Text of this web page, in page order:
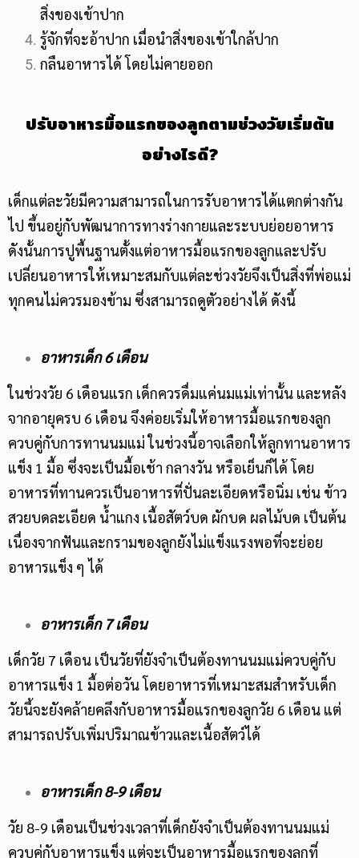
สิ่งของเข้าปาก
รู้จักที่จะอ้าปาก เมื่อนำสิ่งของเข้าใกล้ปาก
กลืนอาหารได้ โดยไม่คายออก
ปรับอาหารมื้อแรกของลูกตามช่วงวัยเริ่มต้น
อย่างไรดี?
เด็กแต่ละวัยมีความสามารถในการรับอาหารได้แตกต่างกัน
ไป ขึ้นอยู่กับพัฒนาการทางร่างกายและระบบย่อยอาหาร
ดังนั้นการปูพื้นฐานตั้งแต่อาหารมื้อแรกของลูกและปรับ
เปลี่ยนอาหารให้เหมาะสมกับแต่ละช่วงวัยจึงเป็นสิ่งที่พ่อแม่
ทุกคนไม่ควรมองข้าม ซึ่งสามารถดูตัวอย่างได้ ดังนี้
อาหารเด็ก 6 เดือน
ในช่วงวัย 6 เดือนแรก เด็กควรดื่มแค่นมแม่เท่านั้น และหลัง
จากอายุครบ 6 เดือน จึงค่อยเริ่มให้อาหารมื้อแรกของลูก
ควบคู่กับการทานนมแม่ ในช่วงนี้อาจเลือกให้ลูกทานอาหาร
แข็ง 1 มื้อ ซึ่งจะเป็นมื้อเช้า กลางวัน หรือเย็นก็ได้ โดย
อาหารที่ทานควรเป็นอาหารที่ปั่นละเอียดหรือนิ่ม เช่น ข้าว
สวยบดละเอียด น้ำแกง เนื้อสัตว์บด ผักบด ผลไม้บด เป็นต้น
เนื่องจากฟันและกรามของลูกยังไม่แข็งแรงพอที่จะย่อย
อาหารแข็ง ๆ ได้
อาหารเด็ก 7 เดือน
เด็กวัย 7 เดือน เป็นวัยที่ยังจำเป็นต้องทานนมแม่ควบคู่กับ
อาหารแข็ง 1 มื้อต่อวัน โดยอาหารที่เหมาะสมสำหรับเด็ก
วัยนี้จะยังคล้ายคลึงกับอาหารมื้อแรกของลูกวัย 6 เดือน แต่
สามารถปรับเพิ่มปริมาณข้าวและเนื้อสัตว์ได้
อาหารเด็ก 8-9 เดือน
วัย 8-9 เดือนเป็นช่วงเวลาที่เด็กยังจำเป็นต้องทานนมแม่
ควบคู่กับอาหารแข็ง แต่จะเป็นอาหารมื้อแรกของลูกที่